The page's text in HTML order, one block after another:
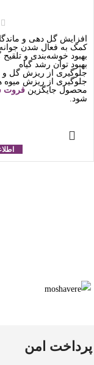
افزایش گل دهی و
کمک به فعال شدن
بهبود خوشه‌بندی و تلقیح
بهبود توان رشد گیاه
جلوگیری از ریزش گل و
جلوگیری از ریزش میوه
محصول جایگزین فروت
شود.
پرداخت امن